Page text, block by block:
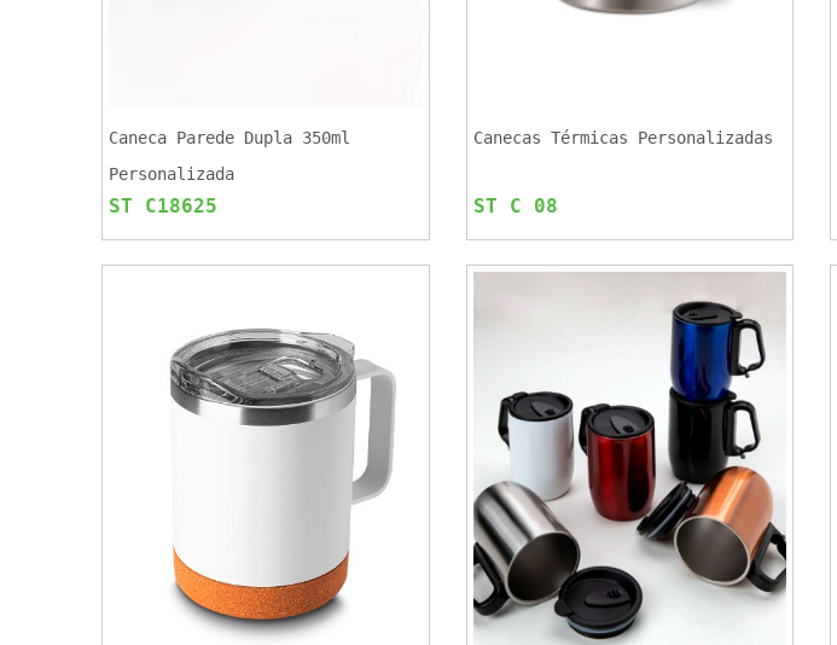
Caneca Parede Dupla 350ml
Personalizada
ST C18625
Canecas Térmicas Personalizadas
ST C 08